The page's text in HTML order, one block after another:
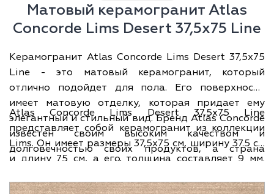
Матовый керамогранит Atlas
Concorde Lims Desert 37,5x75 Line
Керамогранит Atlas Concorde Lims Desert 37,5x75
Line - это матовый керамогранит, который
отлично подойдет для пола. Его поверхность
имеет матовую отделку, которая придает ему
элегантный и стильный вид. Бренд Atlas Concorde
известен своим высоким качеством и
долговечностью своих продуктов, а страна
происхождения - Италия - гарантирует их
изысканный дизайн и безупречное исполнение.
Atlas Concorde Lims Desert 37,5x75 Line
представляет собой керамогранит из коллекции
Lims. Он имеет размеры 37,5х75 см, ширину 37.5 см
и длину 75 см, а его толщина составляет 9 мм.
использования в качестве напольного покрытия,